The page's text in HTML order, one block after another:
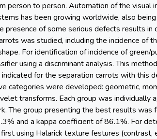
person to person. Automation of the visual
has been growing worldwide, also
presence of some serious defects results in
was studied, including the incidence of
For identification of incidence of green/
using a discriminant analysis. This
for the separation carrots with this
categories were developed: geometric,
transforms. Each group was individually
The group presenting the best results was
and a kappa coefficient of 86.1%. For
using Halarick texture festures (contrast,